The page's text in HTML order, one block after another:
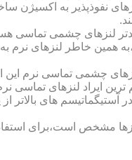
لنزهای چشمی تماسی
همین خاطر لنزهای نرم
چشمی تماسی نرم این
ترین ایراد لنزهای
آستیگماتیسم های
مشخص است،برای